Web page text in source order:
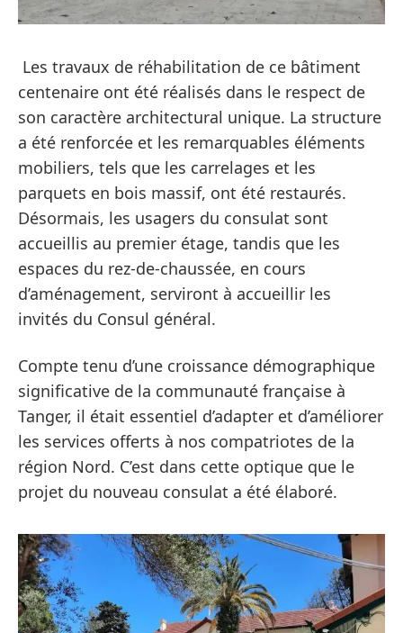
Les travaux de réhabilitation de ce bâtiment
centenaire ont été réalisés dans le respect de
son caractère architectural unique. La structure
a été renforcée et les remarquables éléments
mobiliers, tels que les carrelages et les
parquets en bois massif, ont été restaurés.
Désormais, les usagers du consulat sont
accueillis au premier étage, tandis que les
espaces du rez-de-chaussée, en cours
d’aménagement, serviront à accueillir les
invités du Consul général.
Compte tenu d’une croissance démographique
significative de la communauté française à
Tanger, il était essentiel d’adapter et d’améliorer
les services offerts à nos compatriotes de la
région Nord. C’est dans cette optique que le
projet du nouveau consulat a été élaboré.